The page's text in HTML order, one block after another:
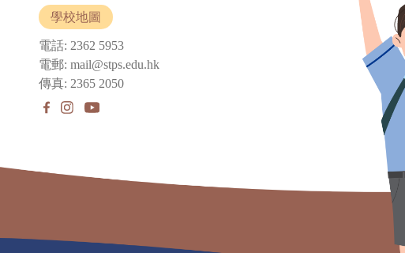
學校地圖
電話: 2362 5953
電郵: mail@stps.edu.hk
傳真: 2365 2050